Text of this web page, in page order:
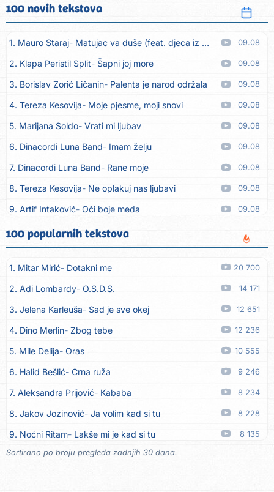
100 novih tekstova
1. Mauro Staraj Matujac va duše (feat. djeca iz Matulja) 09.08
2. Klapa Peristil Split Šapni joj more 09.08
3. Borislav Zorić Ličanin Palenta je narod održala 09.08
4. Tereza Kesovija Moje pjesme, moji snovi 09.08
5. Marijana Soldo Vrati mi ljubav 09.08
6. Dinacordi Luna Band Imam želju 09.08
7. Dinacordi Luna Band Rane moje 09.08
8. Tereza Kesovija Ne oplakuj nas ljubavi 09.08
9. Artif Intaković Oči boje meda 09.08
10. Rifat Tepić Iza tamnih zavjesa
11. Dinacordi Luna Band Srce svoje neću drugoj dati 09.08
12. Dreletronic Vumrl mi je pajcek moj 08.08
13. Dinacordi Luna Band Zora plava 08.08
14. Dinacordi Luna Band Imam sve, fališ ti 08.08
15. Dinacordi Luna Band Prijatelji stari 08.08
16. Dinacordi Luna Band 08.08
17. Tereza Kesovija Ljubavi nestaju 08.08
18. Tereza Kesovija Trebaš mi noćas 08.08
19. Slobodan Batjarević Čobe E borjako oro 07.08
20. Dinacordi Luna Band Sreću zovem tvojim imenom 07.08
21. Dinacordi Luna Band Tamburaši
100 popularnih tekstova
1. Mitar Mirić Dotakni me 20 700
2. Adi Lombardy O.S.D.S. 14 171
3. Jelena Karleuša Sad je sve okej 12 651
4. Dino Merlin Zbog tebe 12 236
5. Mile Delija Oras 10 555
6. Halid Bešlić Crna ruža 9 246
7. Aleksandra Prijović Kababa 8 234
8. Jakov Jozinović Ja volim kad si tu 8 228
9. Noćni Ritam Lakše mi je kad si tu 8 135
10. Halid Bešlić Ljiljani
Sortirano po broju pregleda zadnjih 30 dana.